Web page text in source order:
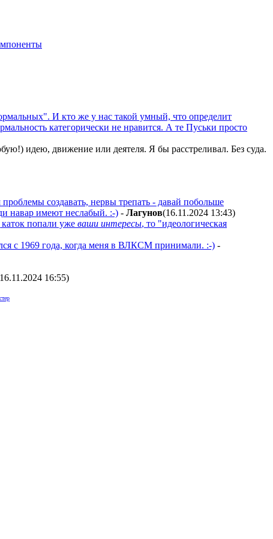
И кто же у нас такой умный, что определит
категорически не нравится. А те Пуськи просто
идею, движение или деятеля. Я бы расстреливал. Без суда.
создавать, нервы трепать - давай побольше
навар имеют неслабый. :-) - Лaгyнoв(16.11.2024 13:43)
попали уже ваши интересы, то "идеологическая
с 1969 года, когда меня в ВЛКСМ принимали. :-) -
16:55)